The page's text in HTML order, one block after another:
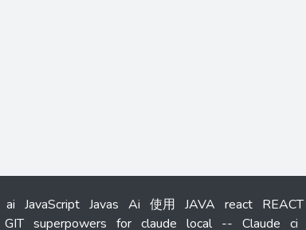
ai JavaScript Javas Ai 使用 JAVA react REACT
GIT superpowers for claude local -- Claude ci